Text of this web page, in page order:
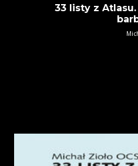
33 listy z